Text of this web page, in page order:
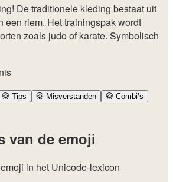
De traditionele kleding bestaat uit
een riem. Het trainingspak wordt
zoals judo of karate. Symbolisch
🥋 Tips 🥋 Misverstanden 🥋 Combi’s
van de emoji
in het Unicode-lexicon